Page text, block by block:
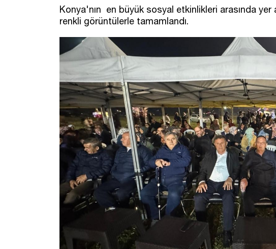
Konya'nın en büyük sosyal etkinlikleri arasında yer
renkli görüntülerle tamamlandı.